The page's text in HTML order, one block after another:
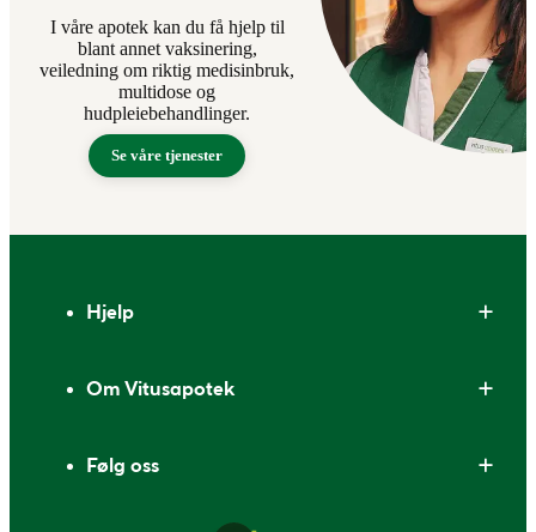
I våre apotek kan du få hjelp til
blant annet vaksinering,
veiledning om riktig medisinbruk,
multidose og
hudpleiebehandlinger.
Se våre tjenester
Hjelp
Om Vitusapotek
Følg oss